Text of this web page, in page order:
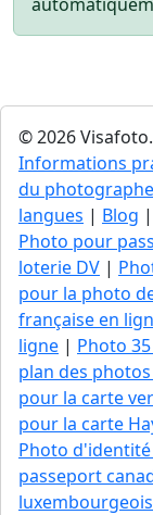
© 2026
Informations
du photographe
langues | Blog |
Photo pour
loterie DV |
pour la photo
française en
ligne | Photo
plan des
pour la carte
pour la carte
Photo d'identité
passeport